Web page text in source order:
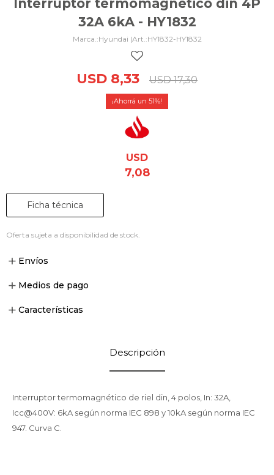
Interruptor termomagnético din 4P
32A 6kA - HY1832
Hyundai | HY1832-HY1832
USD 8,33 USD 17,30
51
USD
7,08
Ficha técnica
Oferta sujeta a disponibilidad de stock.
Envíos
Medios de pago
Características
Descripción
Interruptor termomagnético de riel din, 4 polos, In: 32A,
Icc@400V: 6kA según norma IEC 898 y 10kA según norma IEC
947. Curva C.